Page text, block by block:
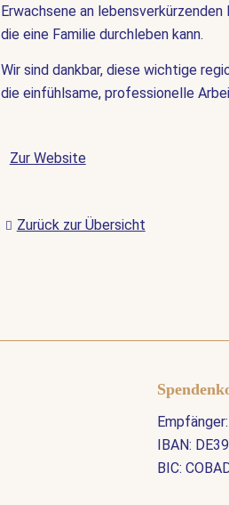
Erwachsene an
die eine Familie durchleben kann.
Wir sind dankbar, diese wichtige
die einfühlsame, professionelle
Zur Website
Zurück zur Übersicht
IBAN:
BIC: